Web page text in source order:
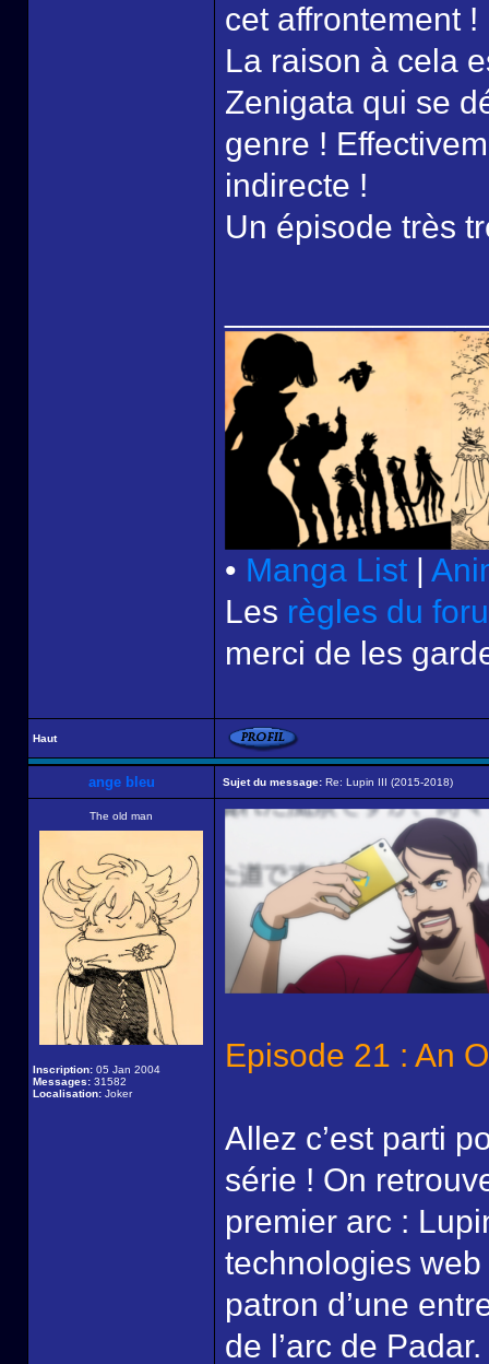
cet affrontement !
La raison à cela
Zenigata qui se
genre !
indirecte !
Un épisode très
• Manga List |
Les règles du
merci de les
Haut
ange bleu Sujet du message: Re: Lupin III (2015-2018)
The old man
Inscription: 05 Jan 2004
Messages: 31582
Localisation: Joker
Episode 21 : An
Allez c’est parti
série ! On
premier arc :
technologies
patron d’une
de l’arc de Padar.